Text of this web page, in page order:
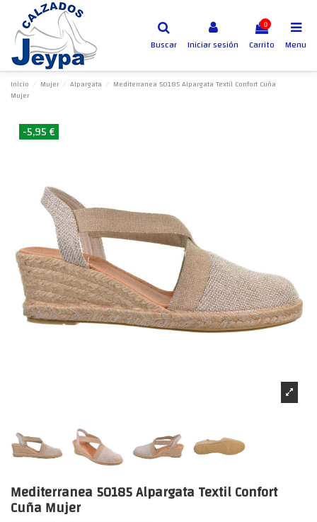
Buscar Iniciar sesión
0
Carrito Menu
Inicio Mujer Alpargata
Mediterranea 50185 Alpargata Textil Confort Cuña
Mujer
-5,95 €
Mediterranea 50185 Alpargata Textil Confort
Cuña Mujer